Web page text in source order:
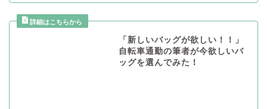
「新しいバッグが欲しい！！」
自転車通勤の筆者が今欲しいバ
ッグを選んでみた！